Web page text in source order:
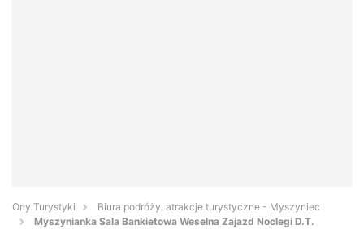
Orły Turystyki
Biura podróży, atrakcje turystyczne - Myszyniec
Myszynianka Sala Bankietowa Weselna Zajazd Noclegi D.T.